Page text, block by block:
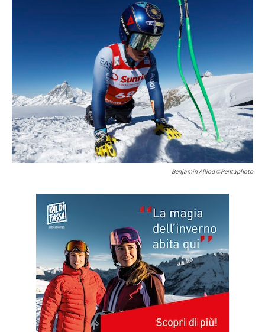
Benjamin Alliod ©Pentaphoto